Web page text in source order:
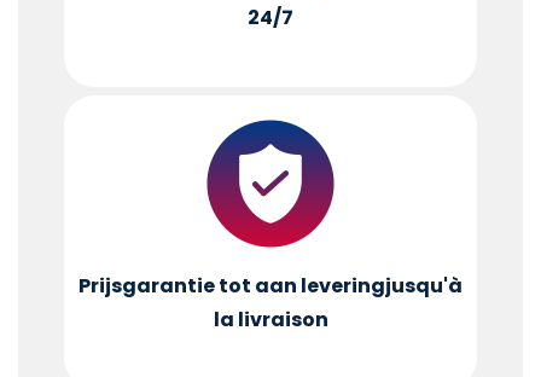
24/7
Prijsgarantie tot aan leveringjusqu'à
la livraison